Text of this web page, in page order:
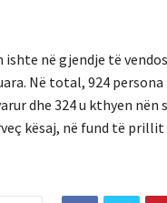
në gjendje të
Në total, 924
dhe 324 u kthyen
kësaj, në fund të